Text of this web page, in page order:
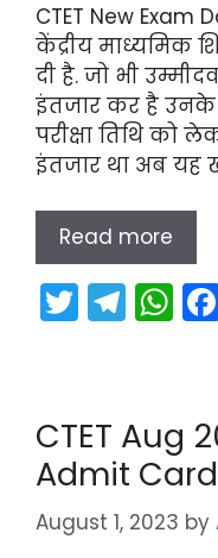
CTET New Exam
केंद्रीय माध्यमिक
दी है. जो भी
इंतजार कर है उनके
परीक्षा तिथि को
इंतजार था अब यह
Read more
T
w
er
T
el
gr
a
m
W
h
ts
A
p
p
CTET Aug
Admit Card
August 1, 2023 by